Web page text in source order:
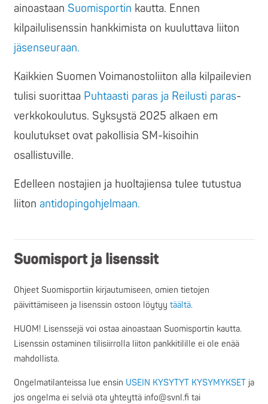
ainoastaan Suomisportin kautta. Ennen
kilpailulisenssin hankkimista on kuuluttava liiton
jäsenseuraan.
Kaikkien Suomen Voimanostoliiton alla kilpailevien
tulisi suorittaa Puhtaasti paras ja Reilusti paras-
verkkokoulutus. Syksystä 2025 alkaen em
koulutukset ovat pakollisia SM-kisoihin
osallistuville.
Edelleen nostajien ja huoltajiensa tulee tutustua
liiton antidopingohjelmaan.
Suomisport ja lisenssit
Ohjeet Suomisportiin kirjautumiseen, omien tietojen
päivittämiseen ja lisenssin ostoon löytyy täältä.
HUOM! Lisenssejä voi ostaa ainoastaan Suomisportin kautta.
Lisenssin ostaminen tilisiirrolla liiton pankkitilille ei ole enää
mahdollista.
Ongelmatilanteissa lue ensin USEIN KYSYTYT KYSYMYKSETja
jos ongelma ei selviä ota yhteyttä info@svnl.fi tai